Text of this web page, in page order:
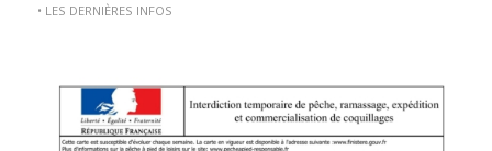
• LES DERNIÈRES INFOS